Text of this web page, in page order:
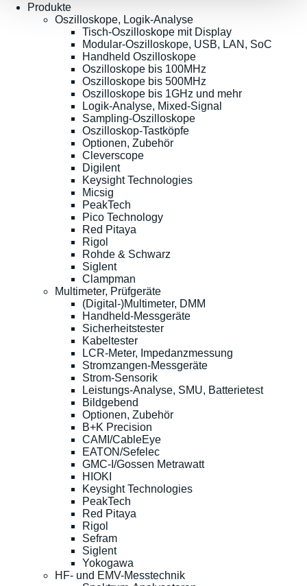
Produkte
Oszilloskope, Logik-Analyse
Tisch-Oszilloskope mit Display
Modular-Oszilloskope, USB, LAN, SoC
Handheld Oszilloskope
Oszilloskope bis 100MHz
Oszilloskope bis 500MHz
Oszilloskope bis 1GHz und mehr
Logik-Analyse, Mixed-Signal
Sampling-Oszilloskope
Oszilloskop-Tastköpfe
Optionen, Zubehör
Cleverscope
Digilent
Keysight Technologies
Micsig
PeakTech
Pico Technology
Red Pitaya
Rigol
Rohde & Schwarz
Siglent
Clampman
Multimeter, Prüfgeräte
(Digital-)Multimeter, DMM
Handheld-Messgeräte
Sicherheitstester
Kabeltester
LCR-Meter, Impedanzmessung
Stromzangen-Messgeräte
Strom-Sensorik
Leistungs-Analyse, SMU, Batterietest
Bildgebend
Optionen, Zubehör
B+K Precision
CAMI/CableEye
EATON/Sefelec
GMC-I/Gossen Metrawatt
HIOKI
Keysight Technologies
PeakTech
Red Pitaya
Rigol
Sefram
Siglent
Yokogawa
HF- und EMV-Messtechnik